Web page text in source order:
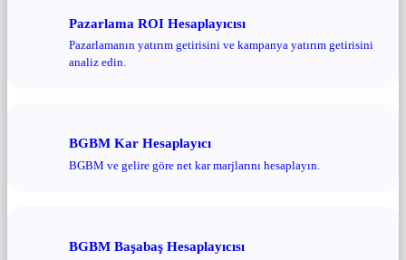
Pazarlama ROI Hesaplayıcısı
Pazarlamanın yatırım getirisini ve kampanya yatırım getirisini
analiz edin.
BGBM Kar Hesaplayıcı
BGBM ve gelire göre net kar marjlarını hesaplayın.
BGBM Başabaş Hesaplayıcısı